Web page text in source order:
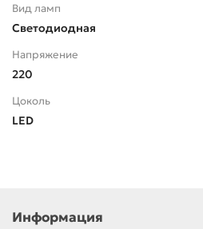
Вид ламп
Светодиодная
Напряжение
220
Цоколь
LED
Информация